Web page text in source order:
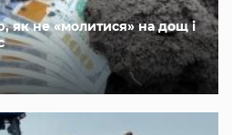
як не «молитися» на дощ і